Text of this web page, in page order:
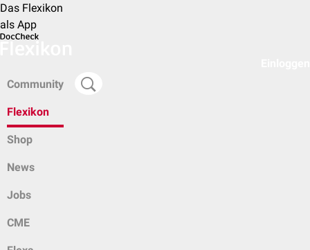
Das Flexikon
als App
Community
Flexikon
Shop
News
Jobs
CME